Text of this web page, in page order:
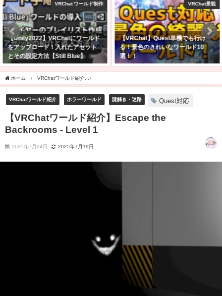
VRChat景観
【VRChat】Quest単機でも行け
る！景色のきれいなワールド10
選！！
購入レビュー！
VRChatでフルトラで遊びたくて
PICO 4 Ultra購入した！スペック
は？バッテリー駆動時間は？
ホーム VRChatワールド紹介
VRChatワールド紹介 ホラーワールド 謎解き・迷路 Quest対応
【VRChatワールド紹介】Escape the
Backrooms - Level 1
2025年7月24日 2025年7月19日